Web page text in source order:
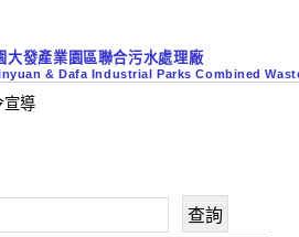
大發產業園區聯合污水處理廠
& Dafa Industrial Parks Combined
宣導